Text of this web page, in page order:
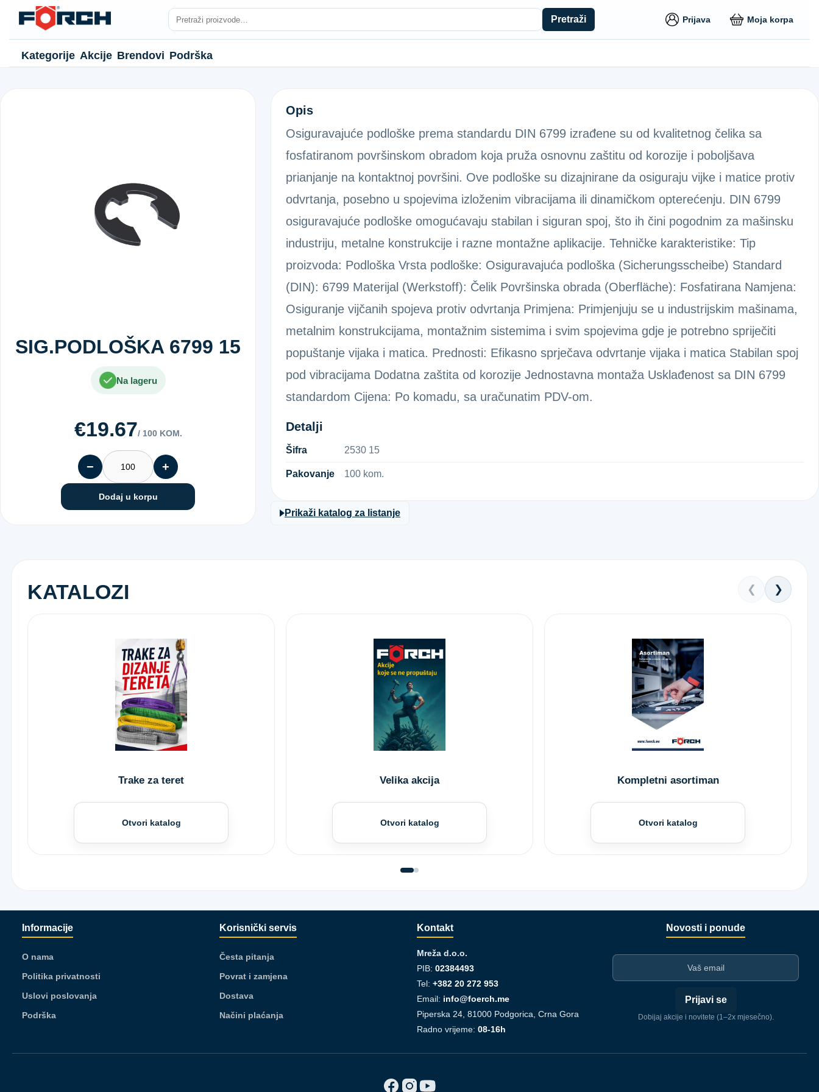
Pretraži Prijava Moja korpa
Kategorije Akcije Brendovi Podrška
SIG.PODLOŠKA 6799 15
Na lageru
€19.67/ 100 KOM.
− +
Dodaj u korpu
SIG.PODLOŠKA 6799 15
Opis
Osiguravajuće podloške prema standardu DIN 6799 izrađene su od kvalitetnog čelika sa
fosfatiranom površinskom obradom koja pruža osnovnu zaštitu od korozije i poboljšava
prianjanje na kontaktnoj površini. Ove podloške su dizajnirane da osiguraju vijke i matice protiv
odvrtanja, posebno u spojevima izloženim vibracijama ili dinamičkom opterećenju. DIN 6799
osiguravajuće podloške omogućavaju stabilan i siguran spoj, što ih čini pogodnim za mašinsku
industriju, metalne konstrukcije i razne montažne aplikacije. Tehničke karakteristike: Tip
proizvoda: Podloška Vrsta podloške: Osiguravajuća podloška (Sicherungsscheibe) Standard
(DIN): 6799 Materijal (Werkstoff): Čelik Površinska obrada (Oberfläche): Fosfatirana Namjena:
Osiguranje vijčanih spojeva protiv odvrtanja Primjena: Primjenjuju se u industrijskim mašinama,
metalnim konstrukcijama, montažnim sistemima i svim spojevima gdje je potrebno spriječiti
popuštanje vijaka i matica. Prednosti: Efikasno sprječava odvrtanje vijaka i matica Stabilan spoj
pod vibracijama Dodatna zaštita od korozije Jednostavna montaža Usklađenost sa DIN 6799
standardom Cijena: Po komadu, sa uračunatim PDV-om.
Detalji
Šifra 2​5​3​0​ ​1​5​
Pakovanje 100 kom.
Prikaži katalog za listanje
KATALOZI ❮ ❯
Trake za teret
Otvori katalog
Velika akcija
Otvori katalog
Kompletni asortiman
Otvori katalog
Informacije
O nama
Politika privatnosti
Uslovi poslovanja
Podrška
Korisnički servis
Česta pitanja
Povrat i zamjena
Dostava
Načini plaćanja
Kontakt
Mreža d.o.o.
PIB: 02384493
Tel: +382 20 272 953
Email: info@foerch.me
Piperska 24, 81000 Podgorica, Crna Gora
Radno vrijeme: 08-16h
Novosti i ponude
Prijavi se
Dobijaj akcije i novitete (1–2x mjesečno).